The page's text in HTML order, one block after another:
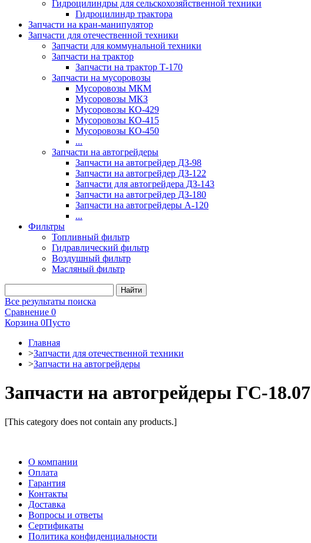
Гидроцилиндры для сельскохозяйственной техники
Гидроцилиндр трактора
Запчасти на кран-манипулятор
Запчасти для отечественной техники
Запчасти для коммунальной техники
Запчасти на трактор
Запчасти на трактор Т-170
Запчасти на мусоровозы
Мусоровозы МКМ
Мусоровозы МКЗ
Мусоровозы КО-429
Мусоровозы КО-415
Мусоровозы КО-450
...
Запчасти на автогрейдеры
Запчасти на автогрейдер ДЗ-98
Запчасти на автогрейдер ДЗ-122
Запчасти для автогрейдера ДЗ-143
Запчасти на автогрейдер ДЗ-180
Запчасти на автогрейдеры А-120
...
Фильтры
Топливный фильтр
Гидравлический фильтр
Воздушный фильтр
Масляный фильтр
Все результаты поиска
Сравнение 0
Корзина 0Пусто
Главная
>Запчасти для отечественной техники
>Запчасти на автогрейдеры
Запчасти на автогрейдеры ГС-18.07
[This category does not contain any products.]
О компании
Оплата
Гарантия
Контакты
Доставка
Вопросы и ответы
Сертификаты
Политика конфиденциальности